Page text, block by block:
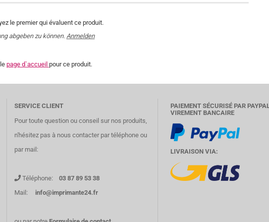
le premier qui évaluent ce produit.
abgeben zu können. Anmelden
page d`accueil pour ce produit.
SERVICE CLIENT
Pour toute question ou conseil sur nos produits,
n'hésitez pas à nous contacter par téléphone ou
par mail:
Téléphone: 03 87 89 53 38
Mail:
info@imprimante24.fr
PAIEMENT SÉCURISÉ PAR
VIREMENT BANCAIRE
LIVRAISON VIA: